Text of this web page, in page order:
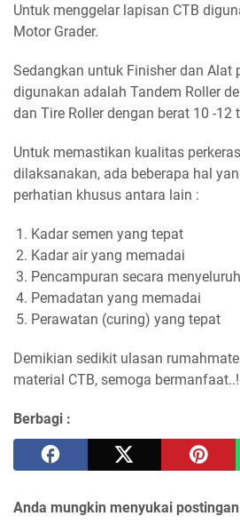
Untuk menggelar lapisan CTB
Motor Grader.
Sedangkan untuk Finisher dan Alat
digunakan adalah Tandem Roller
dan Tire Roller dengan berat 10 -12
Untuk memastikan kualitas
dilaksanakan, ada beberapa hal
perhatian khusus antara lain :
Kadar semen yang tepat
Kadar air yang memadai
Pencampuran secara menyeluruh
Pemadatan yang memadai
Perawatan (curing) yang tepat
Demikian sedikit ulasan
material CTB, semoga bermanfaat..!
Berbagi :
Anda mungkin menyukai